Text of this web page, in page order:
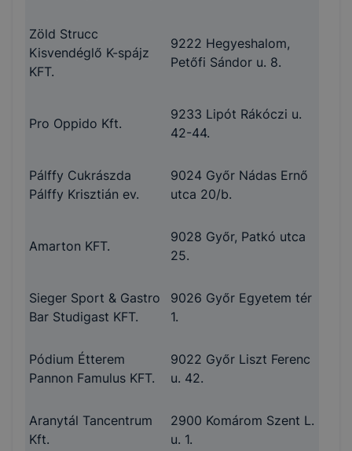
Zöld Strucc
Kisvendéglő K-spájz
KFT.
9222 Hegyeshalom,
Petőfi Sándor u. 8.
Pro Oppido Kft.
9233 Lipót Rákóczi u.
42-44.
Pálffy Cukrászda
Pálffy Krisztián ev.
9024 Győr Nádas Ernő
utca 20/b.
Amarton KFT.
9028 Győr, Patkó utca
25.
Sieger Sport & Gastro
Bar Studigast KFT.
9026 Győr Egyetem tér
1.
Pódium Étterem
Pannon Famulus KFT.
9022 Győr Liszt Ferenc
u. 42.
Aranytál Tancentrum
Kft.
2900 Komárom Szent L.
u. 1.